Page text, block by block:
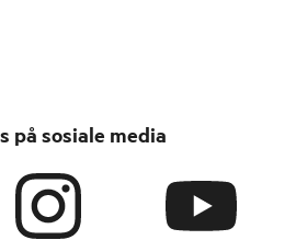
på sosiale media